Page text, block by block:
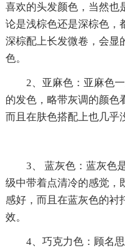
喜欢的头发颜色，当然也
论是浅棕色还是深棕色，
深棕配上长发微卷，会显
色。
2、亚麻色：亚麻色
的发色，略带灰调的颜色
而且在肤色搭配上也几乎
3、 蓝灰色：蓝灰色
级中带着点清冷的感觉，
感好，而且在蓝灰色的衬
效。
4、巧克力色：顾名